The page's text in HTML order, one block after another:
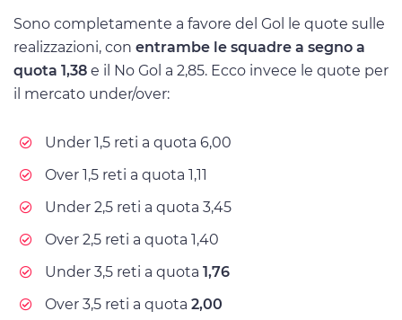
Sono completamente a favore del Gol le quote sulle
realizzazioni, con entrambe le squadre a segno a
quota 1,38 e il No Gol a 2,85. Ecco invece le quote per
il mercato under/over:
Under 1,5 reti a quota 6,00
Over 1,5 reti a quota 1,11
Under 2,5 reti a quota 3,45
Over 2,5 reti a quota 1,40
Under 3,5 reti a quota 1,76
Over 3,5 reti a quota 2,00